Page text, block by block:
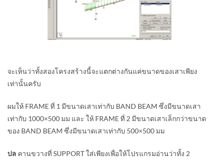
จะเห็นว่าทั้งสองโครงสร้างนี้จะแตกต่างกันแค่ขนาดของเสาเพียง
เท่านั้นครับ
ผมให้ FRAME ที่ 1 มีขนาดเสาเท่ากับ BAND BEAM ซึ่งมีขนาดเสา
เท่ากับ 1000×500 มม และ ให้ FRAME ที่ 2 มีขนาดเสาเล็กกว่าขนาด
ของ BAND BEAM ซึ่งมีขนาดเสาเท่ากับ 500×500 มม
ปล คานขวางที่ SUPPORT ใส่เพียงเพื่อให้โปรแกรมอ่านว่าทั้ง 2